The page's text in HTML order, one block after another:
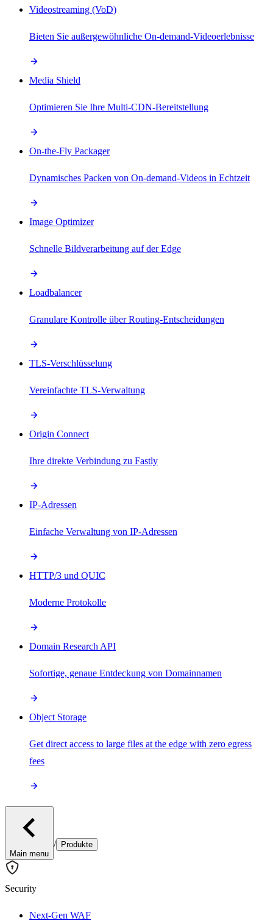
Videostreaming (VoD)
Bieten Sie außergewöhnliche On-demand-Videoerlebnisse
Media Shield
Optimieren Sie Ihre Multi-CDN-Bereitstellung
On-the-Fly Packager
Dynamisches Packen von On-demand-Videos in Echtzeit
Image Optimizer
Schnelle Bildverarbeitung auf der Edge
Loadbalancer
Granulare Kontrolle über Routing-Entscheidungen
TLS-Verschlüsselung
Vereinfachte TLS-Verwaltung
Origin Connect
Ihre direkte Verbindung zu Fastly
IP-Adressen
Einfache Verwaltung von IP-Adressen
HTTP/3 und QUIC
Moderne Protokolle
Domain Research API
Sofortige, genaue Entdeckung von Domainnamen
Object Storage
Get direct access to large files at the edge with zero egress
fees
Main menu
/ Produkte
Security
Next-Gen WAF